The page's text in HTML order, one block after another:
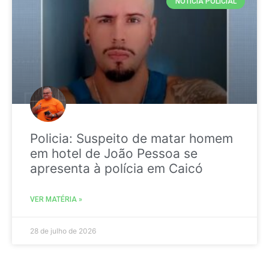
Policia: Suspeito de matar homem
em hotel de João Pessoa se
apresenta à polícia em Caicó
VER MATÉRIA »
28 de julho de 2026